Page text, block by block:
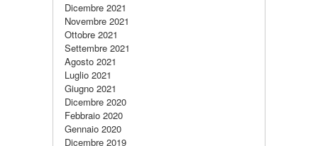
Dicembre 2021
Novembre 2021
Ottobre 2021
Settembre 2021
Agosto 2021
Luglio 2021
Giugno 2021
Dicembre 2020
Febbraio 2020
Gennaio 2020
Dicembre 2019